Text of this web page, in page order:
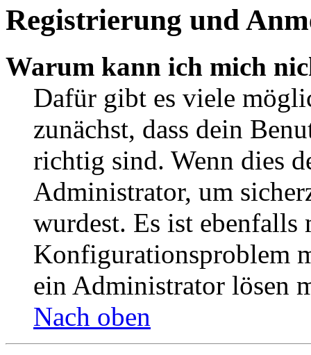
Registrierung und
Warum kann ich mich
Dafür gibt es viele
zunächst, dass dein
richtig sind. Wenn dies
Administrator, um
wurdest. Es ist ebenfalls
Konfigurationsproblem
ein Administrator lösen
Nach oben